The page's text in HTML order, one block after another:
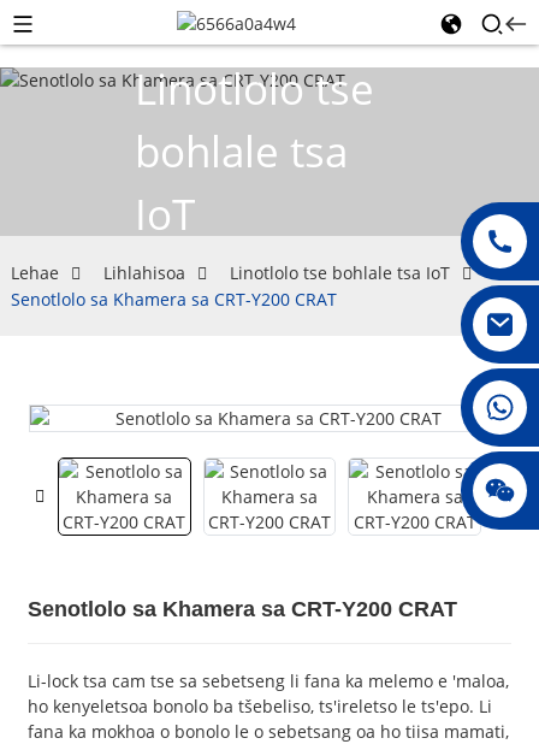
008615396811719
jenny010678
Linotlolo tse
bohlale tsa
IoT
Lehae Lihlahisoa
Linotlolo tse bohlale tsa IoT
Senotlolo sa Khamera sa CRT-Y200 CRAT
Senotlolo sa Khamera sa CRT-Y200 CRAT
Li-lock tsa cam tse sa sebetseng li fana ka melemo e 'maloa,
ho kenyeletsoa bonolo ba tšebeliso, ts'ireletso le ts'epo. Li
fana ka mokhoa o bonolo le o sebetsang oa ho tiisa mamati,